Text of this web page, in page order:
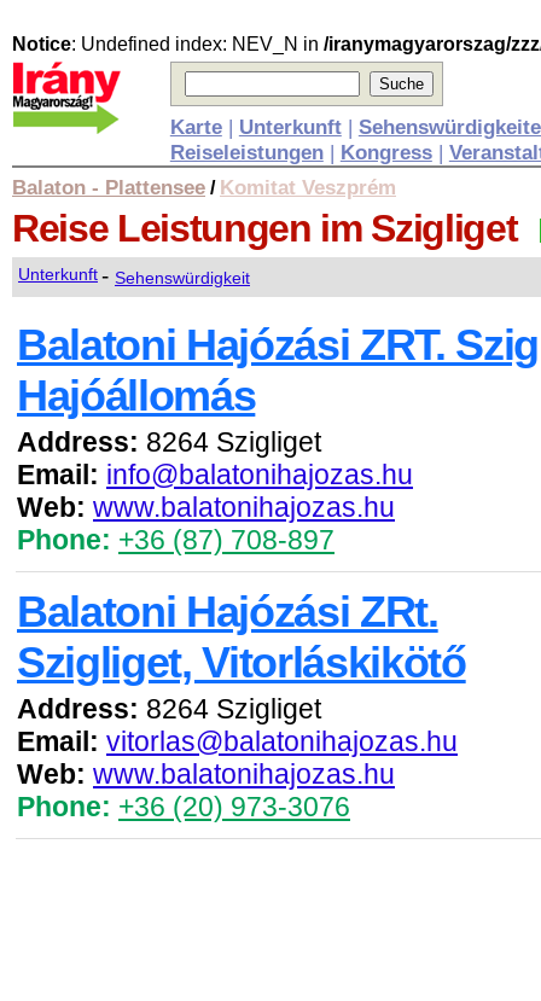
Notice: Undefined index: NEV_N in /iranymagyarorszag/
Karte| Unterkunft|
Reiseleistungen| Kongress|
Balaton - Plattensee / Komitat Veszprém
Reise Leistungen im Szigliget
Unterkunft- Sehenswürdigkeit
Balatoni Hajózási ZRT.
Hajóállomás
Address: 8264 Szigliget
Email: info@balatonihajozas.hu
Web: www.balatonihajozas.hu
Phone: +36 (87) 708-897
Balatoni Hajózási ZRt.
Szigliget, Vitorláskikötő
Address: 8264 Szigliget
Email: vitorlas@balatonihajozas.hu
Web: www.balatonihajozas.hu
Phone: +36 (20) 973-3076